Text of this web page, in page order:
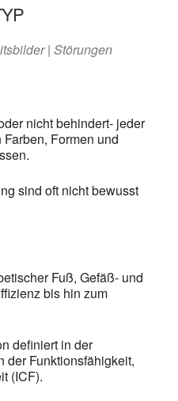
| Störungen
nicht behindert- jeder
Formen und
sind oft nicht bewusst
Fuß, Gefäß- und
bis hin zum
definiert in der
der Funktionsfähigkeit,
(ICF).